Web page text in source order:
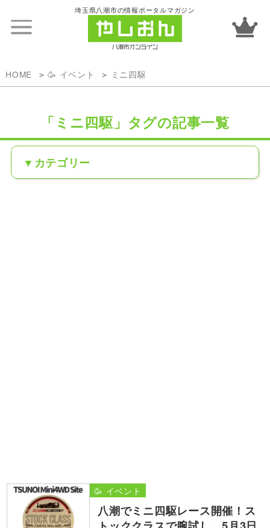
埼玉県八潮市の情報ポータルマガジン
HOME 🥳 イベント ミニ四駆
「ミニ四駆」タグの記事一覧
カテゴリー
八潮でミニ四駆レース開催！ス
🥳 イベント